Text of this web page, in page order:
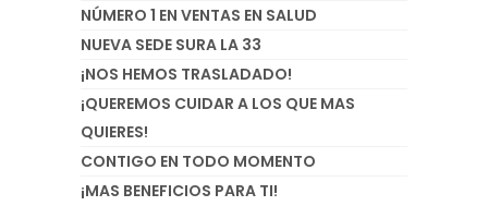
NÚMERO 1 EN VENTAS EN SALUD
NUEVA SEDE SURA LA 33
¡NOS HEMOS TRASLADADO!
¡QUEREMOS CUIDAR A LOS QUE MAS
QUIERES!
CONTIGO EN TODO MOMENTO
¡MAS BENEFICIOS PARA TI!